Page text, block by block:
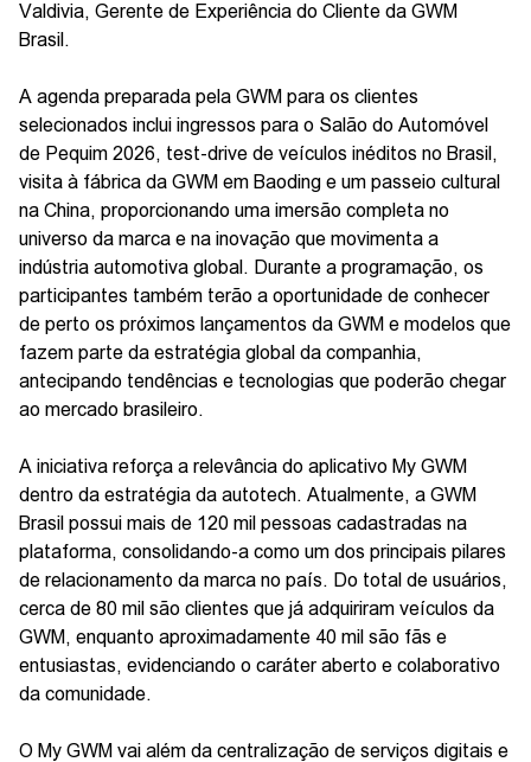
Valdivia, Gerente de Experiência do Cliente da GWM
Brasil.
A agenda preparada pela GWM para os clientes
selecionados inclui ingressos para o Salão do Automóvel
de Pequim 2026, test-drive de veículos inéditos no Brasil,
visita à fábrica da GWM em Baoding e um passeio cultural
na China, proporcionando uma imersão completa no
universo da marca e na inovação que movimenta a
indústria automotiva global. Durante a programação, os
participantes também terão a oportunidade de conhecer
de perto os próximos lançamentos da GWM e modelos que
fazem parte da estratégia global da companhia,
antecipando tendências e tecnologias que poderão chegar
ao mercado brasileiro.
A iniciativa reforça a relevância do aplicativo My GWM
dentro da estratégia da autotech. Atualmente, a GWM
Brasil possui mais de 120 mil pessoas cadastradas na
plataforma, consolidando-a como um dos principais pilares
de relacionamento da marca no país. Do total de usuários,
cerca de 80 mil são clientes que já adquiriram veículos da
GWM, enquanto aproximadamente 40 mil são fãs e
entusiastas, evidenciando o caráter aberto e colaborativo
da comunidade.
O My GWM vai além da centralização de serviços digitais e